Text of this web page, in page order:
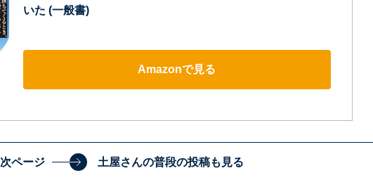
いた (一般書)
Amazonで見る
次ページ 土屋さんの普段の投稿も見る